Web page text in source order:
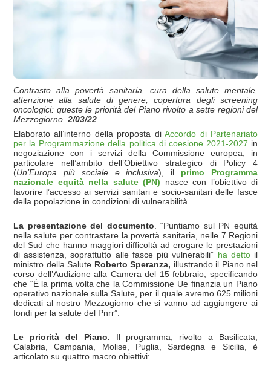
Contrasto alla povertà sanitaria, cura della salute mentale,
attenzione alla salute di genere, copertura degli screening
oncologici: queste le priorità del Piano rivolto a sette regioni del
Mezzogiorno. 2/03/22
Elaborato all’interno della proposta diAccordo di Partenariato
per la Programmazione della politica di coesione 2021-2027 in
negoziazione con i servizi della Commissione europea, in
particolare nell’ambito dell’Obiettivo strategico di Policy 4
(Un’Europa più sociale e inclusiva), il primo Programma
nazionale equità nella salute (PN) nasce con l’obiettivo di
favorire l’accesso ai servizi sanitari e socio-sanitari delle fasce
della popolazione in condizioni di vulnerabilità.
La presentazione del documento . “Puntiamo sul PN equità
nella salute per contrastare la povertà sanitaria, nelle 7 Regioni
del Sud che hanno maggiori difficoltà ad erogare le prestazioni
di assistenza, soprattutto alle fasce più vulnerabili” ha dettoil
ministro della Salute Roberto Speranza, illustrando il Piano nel
corso dell’Audizione alla Camera del 15 febbraio, specificando
che “È la prima volta che la Commissione Ue finanzia un Piano
operativo nazionale sulla Salute, per il quale avremo 625 milioni
dedicati al nostro Mezzogiorno che si vanno ad aggiungere ai
fondi per la salute del Pnrr”.
Le priorità del Piano. Il programma, rivolto a Basilicata,
Calabria, Campania, Molise, Puglia, Sardegna e Sicilia, è
articolato su quattro macro obiettivi: